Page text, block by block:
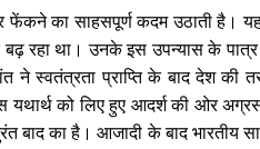
फेंकने का साहसपूर्ण कदम उठाती है।
रहा था। उनके इस उपन्यास के पात्र
ने स्वतंत्रता प्राप्ति के बाद देश
यथार्थ को लिए हुए आदर्श की ओर
का है। आजादी के बाद भारतीय